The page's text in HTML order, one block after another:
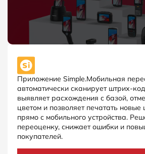
Приложение Simple.Мобильная
автоматически сканирует штрих-
выявляет расхождения с базой,
цветом и позволяет печатать новые
прямо с мобильного устройства.
переоценку, снижает ошибки и
покупателей.